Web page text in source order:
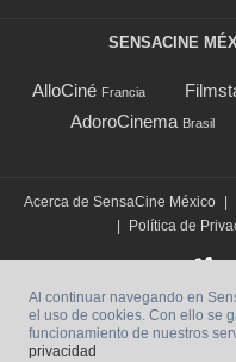
SENSACINE
AlloCiné Francia
AdoroCinema Brasil
Acerca de SensaCine México
Política de
Al continuar navegando en
el uso de cookies. Con ello se
funcionamiento de nuestros
privacidad